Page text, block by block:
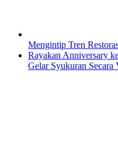
Mengintip Tren
Rayakan Anniversary
Gelar Syukuran Secara